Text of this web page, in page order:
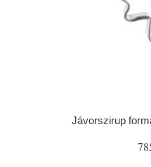
Jávorszirup